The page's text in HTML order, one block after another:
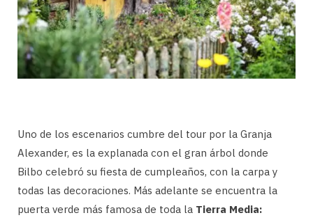
Uno de los escenarios cumbre del tour por la Granja
Alexander, es la explanada con el gran árbol donde
Bilbo celebró su fiesta de cumpleaños, con la carpa y
todas las decoraciones. Más adelante se encuentra la
puerta verde más famosa de toda la Tierra Media: